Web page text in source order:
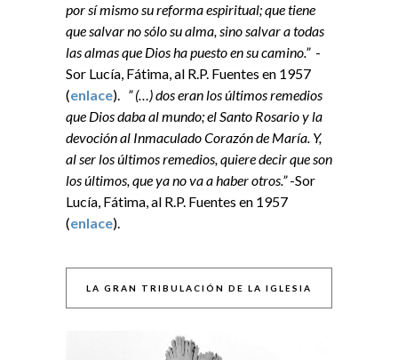
por sí mismo su reforma espiritual; que tiene
que salvar no sólo su alma, sino salvar a todas
las almas que Dios ha puesto en su camino.” -
Sor Lucía, Fátima, al R.P. Fuentes en 1957
(enlace). ” (…) dos eran los últimos remedios
que Dios daba al mundo; el Santo Rosario y la
devoción al Inmaculado Corazón de María. Y,
al ser los últimos remedios, quiere decir que son
los últimos, que ya no va a haber otros.”-Sor
Lucía, Fátima, al R.P. Fuentes en 1957
(enlace).
LA GRAN TRIBULACIÓN DE LA IGLESIA